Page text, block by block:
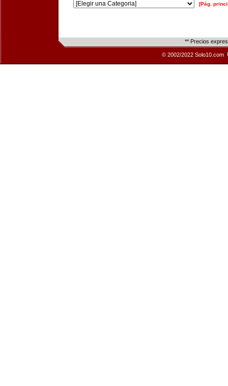
[Pág.
** Precios
© 2002/2022 Solo10.com